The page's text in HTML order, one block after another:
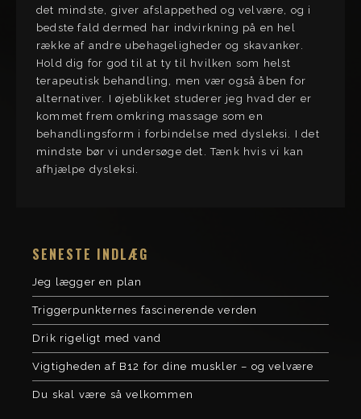
det mindste, giver afslappethed og velvære, og i
bedste fald dermed har indvirkning på en hel
række af andre ubehageligheder og skavanker.
Hold dig for god til at ty til hvilken som helst
terapeutisk behandling, men vær også åben for
alternativer. I øjeblikket studerer jeg hvad der er
kommet frem omkring massage som en
behandlingsform i forbindelse med dysleksi. I det
mindste bør vi undersøge det. Tænk hvis vi kan
afhjælpe dysleksi.
SENESTE INDLÆG
Jeg lægger en plan
Triggerpunkternes fascinerende verden
Drik rigeligt med vand
Vigtigheden af B12 for dine muskler – og velvære
Du skal være så velkommen